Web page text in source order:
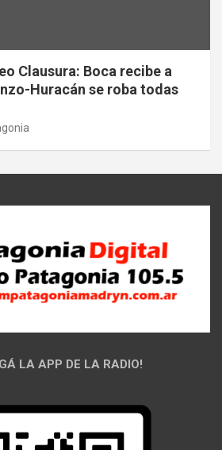
Clausura: Boca recibe a
Huracán se roba todas
LA APP DE LA RADIO!